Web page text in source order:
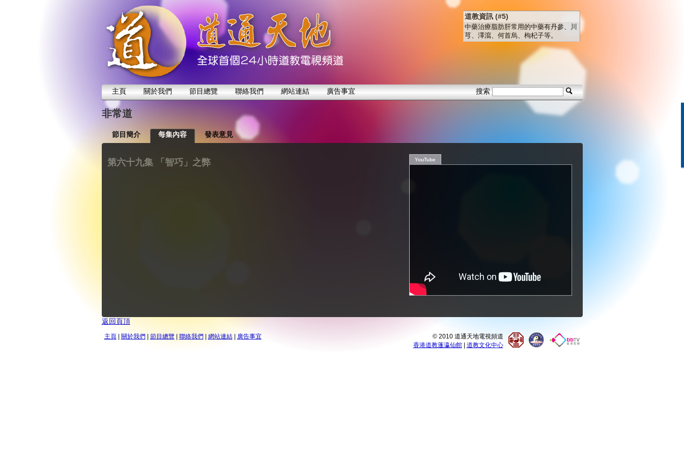
道教資訊 (#5)
中藥治療脂肪肝常用的中藥有丹參、川
芎、澤瀉、何首烏、枸杞子等。
主頁 關於我們 節目總覽 聯絡我們 網站連結 廣告事宜 搜索
非常道
節目簡介 每集內容 發表意見
YouTube
第六十九集 「智巧」之弊
返回頁頂
主頁| 關於我們| 節目總覽| 聯絡我們| 網站連結| 廣告事宜
© 2010 道通天地電視頻道
香港道教蓬瀛仙館| 道教文化中心